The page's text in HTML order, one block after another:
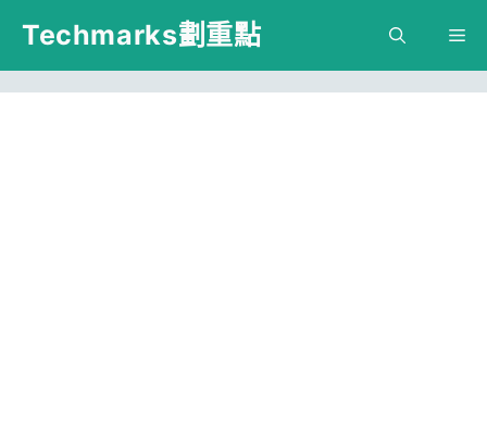
跳
主
Techmarks劃重點